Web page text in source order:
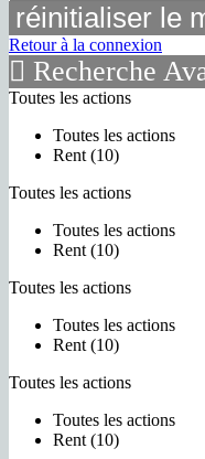
réinitialiser le
Retour à la connexion
Recherche
Toutes les actions
Toutes les actions
Rent (10)
Toutes les actions
Toutes les actions
Rent (10)
Toutes les actions
Toutes les actions
Rent (10)
Toutes les actions
Toutes les actions
Rent (10)